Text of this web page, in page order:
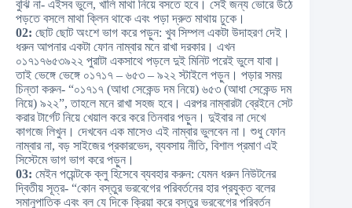
বুঝি না- এইসব ভুলে, খালি মাথা নিয়ে বসতে হবে। সেই জন্য ভোরে উঠে
পড়তে বসলে মাথা ক্লিন থাকে এবং পড়া দ্রুত মাথায় ঢুকে।
02: ছোট ছোট অংশে ভাগ করে পড়ুন: খুব সিম্পল একটা উদাহরণ দেই।
ধরুন আপনার একটা ফোন নাম্বার মনে রাখা দরকার। এখন
০১৭১৭৬৫৩৯২২ পুরাটা একসাথে পড়লে দুই মিনিট পরেই ভুলে যাবা।
তাই ভেঙ্গে ভেঙ্গে ০১৭১৭ – ৬৫৩ – ৯২২ স্টাইলে পড়ুন। পড়ার সময়
চিন্তা করুন- “০১৭১৭ (আধা সেকেন্ড দম নিয়ে) ৬৫৩ (আধা সেকেন্ড দম
নিয়ে) ৯২২”, তাহলে মনে রাখা সহজ হবে। এরপর নাম্বারটা ব্রেইনে সেট
করার টার্গেট নিয়ে খেয়াল করে করে তিনবার পড়ুন। দুইবার না দেখে
কাগজে লিখুন। দেখবেন এক মাসেও এই নাম্বার ভুলবেন না। শুধু ফোন
নাম্বার না, বড় সাইজের প্রকারভেদ, ব্যবসায় নীতি, বিশাল প্রমাণ এই
সিস্টেমে ভাগ ভাগ করে পড়ুন।
03: মেইন পয়েন্টকে ক্লু হিসেবে ব্যবহার করুন: যেমন ধরুন নিউটনের
দ্বিতীয় সূত্র- “কোন বস্তুর ভরবেগের পরিবর্তনের হার প্রযুক্ত বলের
সমানুপাতিক এবং বল যে দিকে ক্রিয়া করে বস্তুর ভরবেগের পরিবর্তন